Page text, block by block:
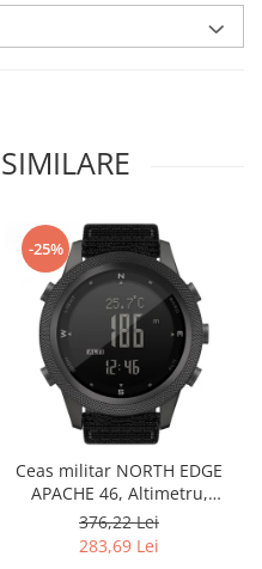
-25%
Ceas militar NORTH EDGE
APACHE 46, Altimetru,
Barometru, Cronometru,
Termometru, Pedometru,
Busola
376,22 Lei
283,69 Lei